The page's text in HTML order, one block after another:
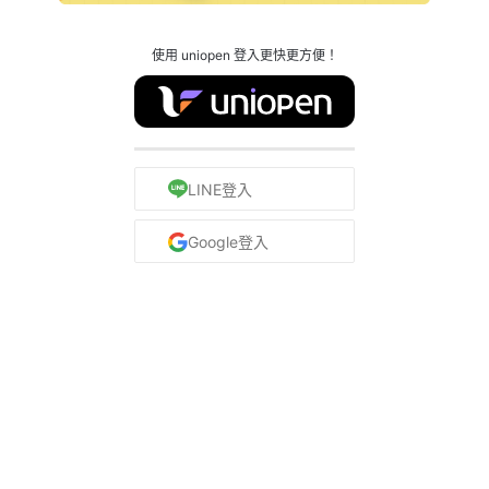
使用 uniopen 登入更快更方便！
LINE登入
Google登入